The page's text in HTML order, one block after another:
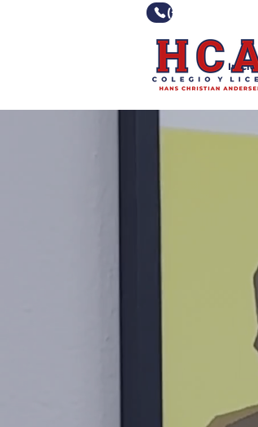
(+598) 2355 0928
Inicio